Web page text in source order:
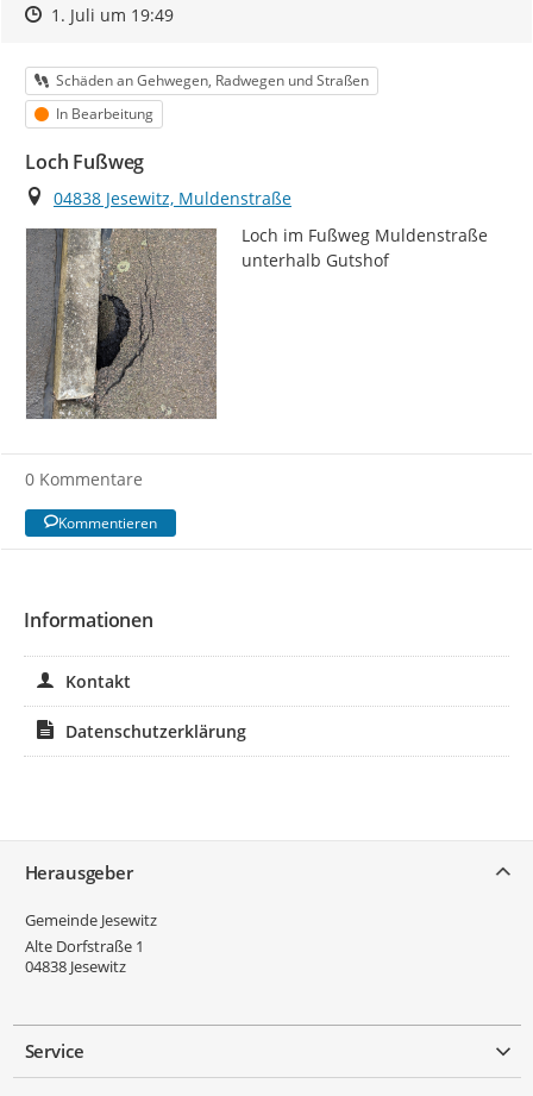
Zeitpunkt des Erstellens
Zeitpunkt des Erstellens
1. Juli um 19:49Zur Äußerung
Kategorie
Schäden an Gehwegen, Radwegen und Straßen
Status
In Bearbeitung
Loch Fußweg
Ort
04838 Jesewitz, Muldenstraße
Loch im Fußweg Muldenstraße
unterhalb Gutshof
0 Kommentare
Kommentieren
Informationen
Kontakt
Datenschutzerklärung
Herausgeber
Gemeinde Jesewitz
Alte Dorfstraße 1
04838 Jesewitz
Service